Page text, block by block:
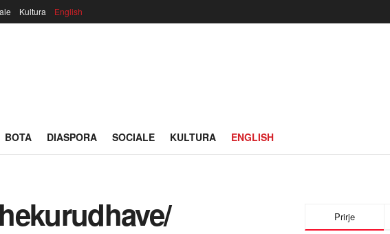
Kultura English
BOTA DIASPORA SOCIALE KULTURA ENGLISH
Prirje